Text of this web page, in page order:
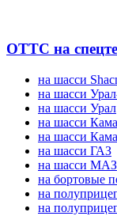
ОТТС на
на шасси
на шасси
на шасси Урал
на шасси
на шасси
на шасси ГАЗ
на шасси МАЗ
на бортовые
на
на